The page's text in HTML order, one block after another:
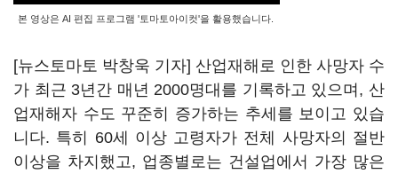
본 영상은 AI 편집 프로그램 '토마토아이컷'을 활용했습니다.
[뉴스토마토 박창욱 기자] 산업재해로 인한 사망자 수
가 최근 3년간 매년 2000명대를 기록하고 있으며, 산
업재해자 수도 꾸준히 증가하는 추세를 보이고 있습
니다. 특히 60세 이상 고령자가 전체 사망자의 절반
이상을 차지했고, 업종별로는 건설업에서 가장 많은